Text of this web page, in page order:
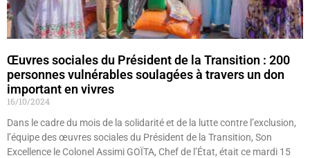
Œuvres sociales du Président de la Transition : 200
personnes vulnérables soulagées à travers un don
important en vivres
16/10/2024
Dans le cadre du mois de la solidarité et de la lutte contre l’exclusion,
l’équipe des œuvres sociales du Président de la Transition, Son
Excellence le Colonel Assimi GOÏTA, Chef de l’État, était ce mardi 15